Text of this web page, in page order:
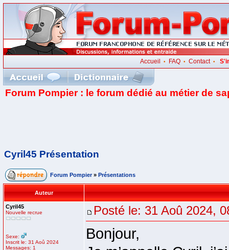
Accueil • FAQ• Contact•
Forum Pompier : le forum dédié au métier de
Cyril45 Présentation
Forum Pompier » Présentations
Auteur
Cyril45
Nouvelle recrue
Sexe:
Inscrit le: 31 Aoû 2024
Messages: 1
Posté le: 31 Aoû 2024,
Bonjour,